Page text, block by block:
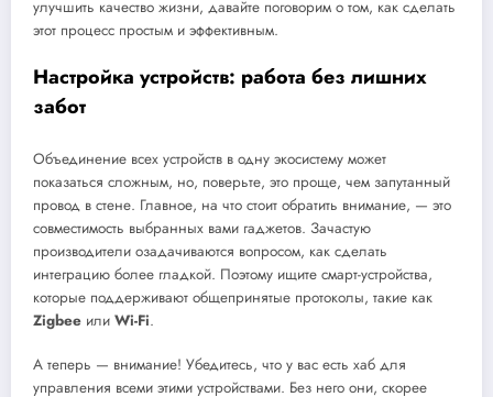
улучшить качество жизни, давайте поговорим о том, как сделать
этот процесс простым и эффективным.
Настройка устройств: работа без лишних
забот
Объединение всех устройств в одну экосистему может
показаться сложным, но, поверьте, это проще, чем запутанный
провод в стене. Главное, на что стоит обратить внимание, — это
совместимость выбранных вами гаджетов. Зачастую
производители озадачиваются вопросом, как сделать
интеграцию более гладкой. Поэтому ищите смарт-устройства,
которые поддерживают общепринятые протоколы, такие как
Zigbee или Wi-Fi.
А теперь — внимание! Убедитесь, что у вас есть хаб для
управления всеми этими устройствами. Без него они, скорее